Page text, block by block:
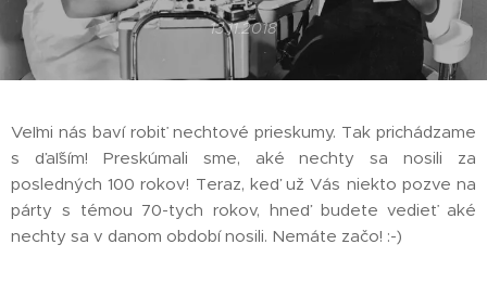
13.11.2018
Veľmi nás baví robiť nechtové prieskumy. Tak prichádzame
s ďaľším! Preskúmali sme, aké nechty sa nosili za
posledných 100 rokov! Teraz, keď už Vás niekto pozve na
párty s témou 70-tych rokov, hneď budete vedieť aké
nechty sa v danom období nosili. Nemáte začo! :-)